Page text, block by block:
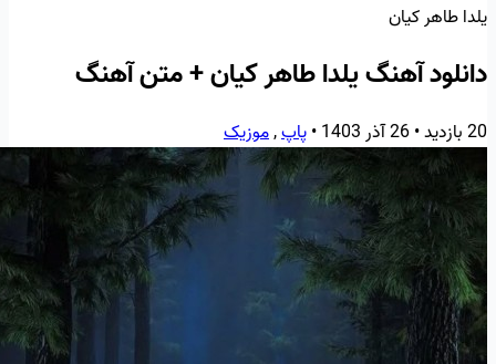
یلدا طاهر کیان
دانلود آهنگ یلدا طاهر کیان + متن آهنگ
20 بازدید •26 آذر 1403 •پاپ,موزیک